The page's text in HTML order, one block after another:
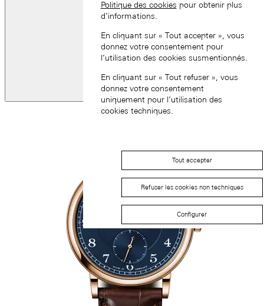
Diapositive
précédente
Politique des cookies pour obtenir plus
d’informations.
En cliquant sur « Tout accepter », vous
donnez votre consentement pour
l’utilisation des cookies susmentionnés.
En cliquant sur « Tout refuser », vous
donnez votre consentement
uniquement pour l’utilisation des
cookies techniques.
Tout accepter
Refuser les cookies non techniques
Configurer